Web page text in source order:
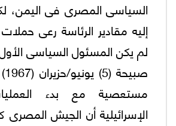
السياسى المصرى فى اليمن،
إليه مقادير الرئاسة رعى
لم يكن المسئول السياسى
مستعصية مع بدء
الإسرائيلية أن الجيش